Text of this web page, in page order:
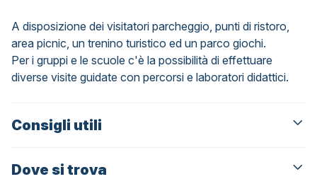
A disposizione dei visitatori parcheggio, punti di ristoro,
area picnic, un trenino turistico ed un parco giochi.
Per i gruppi e le scuole c'è la possibilità di effettuare
diverse visite guidate con percorsi e laboratori didattici.
Consigli utili
Dove si trova